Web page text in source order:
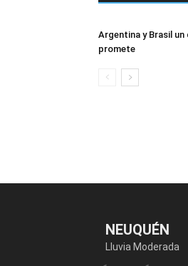
Argentina y Brasil un
promete
NEUQUÉN
Lluvia Moderada